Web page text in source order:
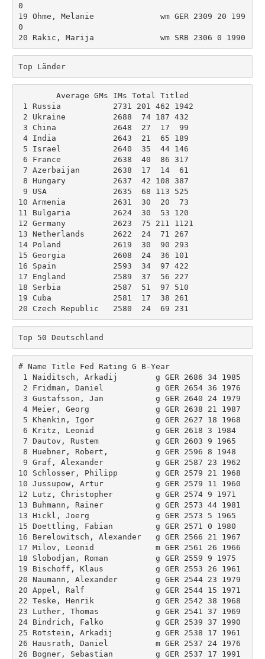
0
19 Ohme, Melanie              wm GER 2309 20 199
0
Top Länder
        Average GMs IMs Total Titled
10 Armenia          2631  30  20  73
11 Bulgaria         2624  30  53 120
12 Germany          2623  75 211 1121
13 Netherlands      2622  24  71 267
14 Poland           2619  30  90 293
15 Georgia          2608  24  36 101
16 Spain            2593  34  97 422
17 England          2589  37  56 227
18 Serbia           2587  51  97 510
19 Cuba             2581  17  38 261
Top 50 Deutschland
# Name Title Fed Rating G B-Year
10 Schlosser, Philipp        g GER 2579 21 1968
10 Jussupow, Artur           g GER 2579 11 1960
12 Lutz, Christopher         g GER 2574 9 1971
13 Buhmann, Rainer           g GER 2573 44 1981
13 Hickl, Joerg              g GER 2573 5 1965
15 Doettling, Fabian         g GER 2571 0 1980
16 Berelowitsch, Alexander   g GER 2566 21 1967
17 Milov, Leonid             m GER 2561 26 1966
18 Slobodjan, Roman          g GER 2559 9 1975
19 Bischoff, Klaus           g GER 2553 26 1961
20 Naumann, Alexander        g GER 2544 23 1979
20 Appel, Ralf               g GER 2544 15 1971
22 Teske, Henrik             g GER 2542 38 1968
23 Luther, Thomas            g GER 2541 37 1969
24 Bindrich, Falko           g GER 2539 37 1990
25 Rotstein, Arkadij         g GER 2538 17 1961
26 Hausrath, Daniel          m GER 2537 24 1976
26 Bogner, Sebastian         g GER 2537 17 1991